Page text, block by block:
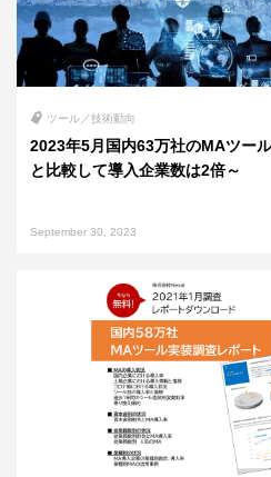
ツール／技術動向
2023年5月国内63万社のMAツー
と比較して導入企業数は2倍～
September 30, 2023